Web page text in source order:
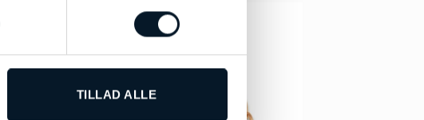
TILLAD ALLE